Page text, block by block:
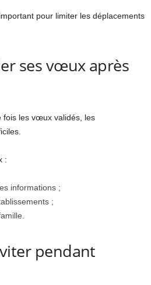
pour limiter les déplacements
ses vœux après
fois les vœux validés, les
:
informations ;
;
pendant